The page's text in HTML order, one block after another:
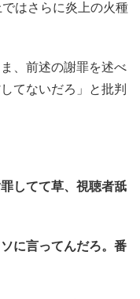
はさらに炎上の火種
、前述の謝罪を述べ
てないだろ」と批判
してて草、視聴者舐
に言ってんだろ。番